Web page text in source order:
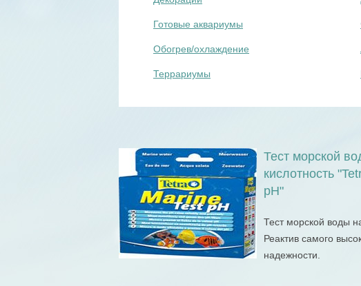
Готовые аквариумы
Обогрев/охлаждение
Террариумы
Тест морской
кислотность
pH"
Тест морской воды
Реактив самого
надежности.